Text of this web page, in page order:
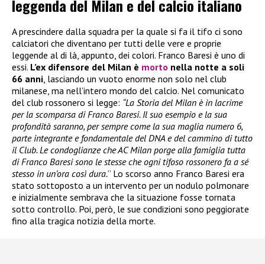
leggenda del Milan e del calcio italiano
A prescindere dalla squadra per la quale si fa il tifo ci sono
calciatori che diventano per tutti delle vere e proprie
leggende al di là, appunto, dei colori. Franco Baresi è uno di
essi. L’ex difensore del Milan è morto nella notte a soli
66 anni , lasciando un vuoto enorme non solo nel club
milanese, ma nell’intero mondo del calcio. Nel comunicato
del club rossonero si legge: “La Storia del Milan è in lacrime
per la scomparsa di Franco Baresi. Il suo esempio e la sua
profondità saranno, per sempre come la sua maglia numero 6,
parte integrante e fondamentale del DNA e del cammino di tutto
il Club. Le condoglianze che AC Milan porge alla famiglia tutta
di Franco Baresi sono le stesse che ogni tifoso rossonero fa a sé
stesso in un’ora così dura.” Lo scorso anno Franco Baresi era
stato sottoposto a un intervento per un nodulo polmonare
e inizialmente sembrava che la situazione fosse tornata
sotto controllo. Poi, però, le sue condizioni sono peggiorate
fino alla tragica notizia della morte.